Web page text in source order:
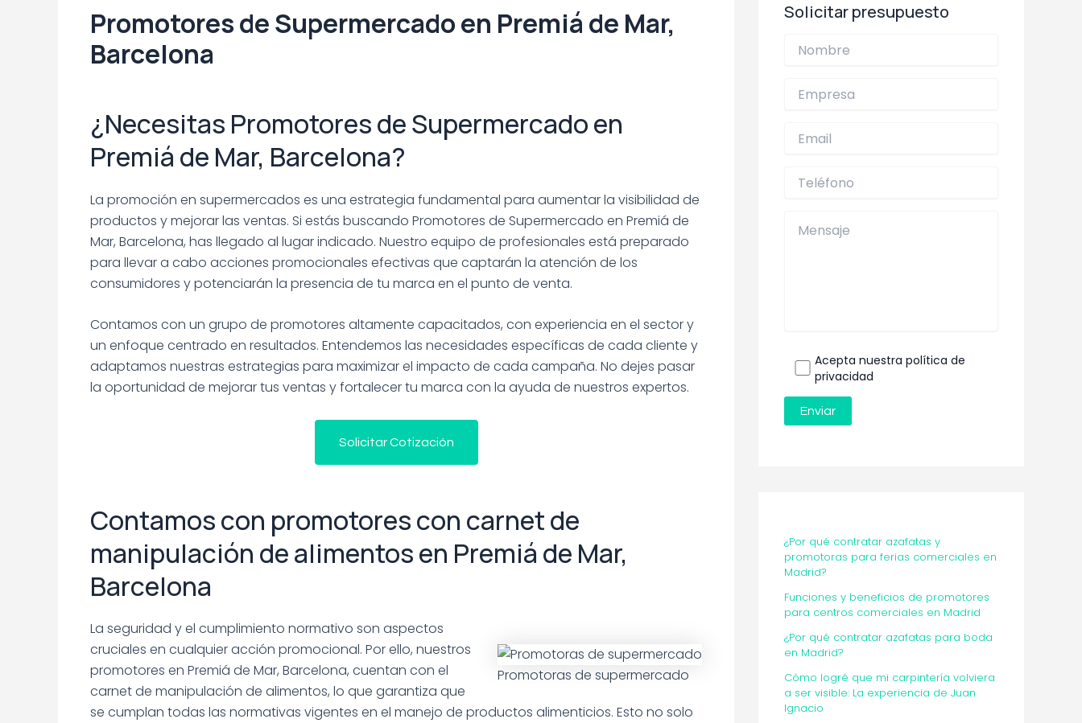
Promotores de Supermercado en Premiá de Mar,
Barcelona
¿Necesitas Promotores de Supermercado en
Premiá de Mar, Barcelona?
La promoción en supermercados es una estrategia fundamental para aumentar la visibilidad de
productos y mejorar las ventas. Si estás buscando Promotores de Supermercado en Premiá de
Mar, Barcelona, has llegado al lugar indicado. Nuestro equipo de profesionales está preparado
para llevar a cabo acciones promocionales efectivas que captarán la atención de los
consumidores y potenciarán la presencia de tu marca en el punto de venta.
Contamos con un grupo de promotores altamente capacitados, con experiencia en el sector y
un enfoque centrado en resultados. Entendemos las necesidades específicas de cada cliente y
adaptamos nuestras estrategias para maximizar el impacto de cada campaña. No dejes pasar
la oportunidad de mejorar tus ventas y fortalecer tu marca con la ayuda de nuestros expertos.
Solicitar Cotización
Contamos con promotores con carnet de
manipulación de alimentos en Premiá de Mar,
Barcelona
Promotoras de supermercado
La seguridad y el cumplimiento normativo son aspectos
cruciales en cualquier acción promocional. Por ello, nuestros
promotores en Premiá de Mar, Barcelona, cuentan con el
carnet de manipulación de alimentos, lo que garantiza que
se cumplan todas las normativas vigentes en el manejo de productos alimenticios. Esto no solo
Solicitar presupuesto
Acepta nuestra política de
privacidad
¿Por qué contratar azafatas y
promotoras para ferias comerciales en
Madrid?
Funciones y beneficios de promotores
para centros comerciales en Madrid
¿Por qué contratar azafatas para boda
en Madrid?
Cómo logré que mi carpintería volviera
a ser visible: La experiencia de Juan
Ignacio